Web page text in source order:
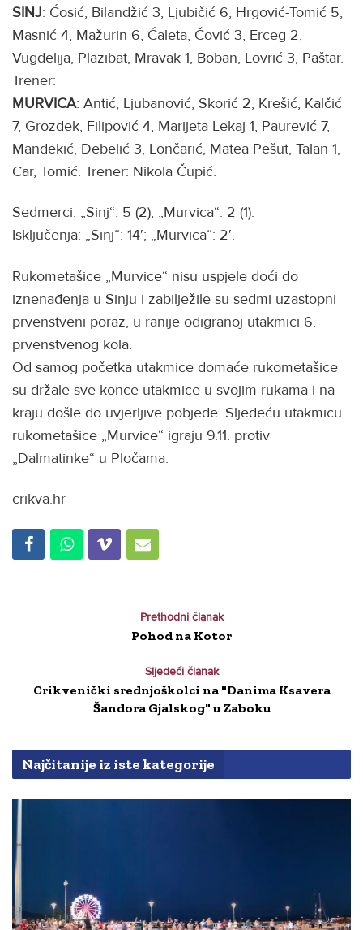
SINJ: Ćosić, Bilandžić 3, Ljubičić 6, Hrgović-Tomić 5,
Masnić 4, Mažurin 6, Ćaleta, Čović 3, Erceg 2,
Vugdelija, Plazibat, Mravak 1, Boban, Lovrić 3, Paštar.
Trener:
MURVICA: Antić, Ljubanović, Skorić 2, Krešić, Kalčić
7, Grozdek, Filipović 4, Marijeta Lekaj 1, Paurević 7,
Mandekić, Debelić 3, Lončarić, Matea Pešut, Talan 1,
Car, Tomić. Trener: Nikola Čupić.
Sedmerci: „Sinj“: 5 (2); „Murvica“: 2 (1).
Isključenja: „Sinj“: 14′; „Murvica“: 2′.
Rukometašice „Murvice“ nisu uspjele doći do
iznenađenja u Sinju i zabilježile su sedmi uzastopni
prvenstveni poraz, u ranije odigranoj utakmici 6.
prvenstvenog kola.
Od samog početka utakmice domaće rukometašice
su držale sve konce utakmice u svojim rukama i na
kraju došle do uvjerljive pobjede. Sljedeću utakmicu
rukometašice „Murvice“ igraju 9.11. protiv
„Dalmatinke“ u Pločama.
crikva.hr
Prethodni članak
Pohod na Kotor
Sljedeći članak
Crikvenički srednjoškolci na "Danima Ksavera
Šandora Gjalskog" u Zaboku
Najčitanije iz iste kategorije